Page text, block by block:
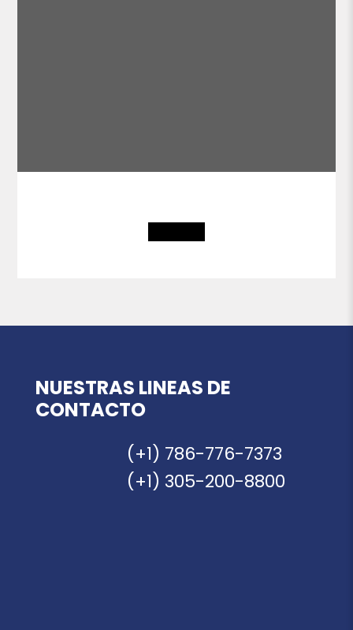
NUESTRAS LINEAS DE
CONTACTO
(+1) 786-776-7373
(+1) 305-200-8800